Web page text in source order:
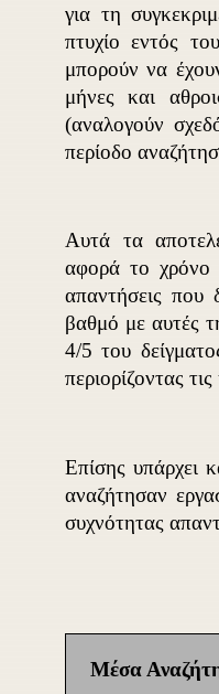
για τη
πτυχίο εντός
μπορούν να
μήνες και
(αναλογούν
περίοδο
Αυτά τα
αφορά το χρόνο
απαντήσεις που
βαθμό με αυτές
4/5 του
περιορίζοντας
Επίσης υπάρχει
αναζήτησαν
συχνότητας
Μέσα